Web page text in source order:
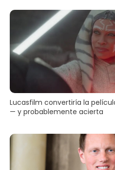
Lucasfilm convertiría la
— y probablemente acierta